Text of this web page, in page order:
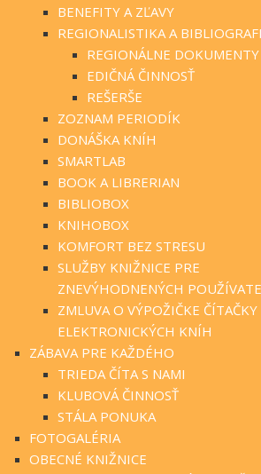
BENEFITY A ZĽAVY
REGIONALISTIKA A
REGIONÁLNE DOKUMENTY
EDIČNÁ ČINNOSŤ
REŠERŠE
ZOZNAM PERIODÍK
DONÁŠKA KNÍH
SMARTLAB
BOOK A LIBRERIAN
BIBLIOBOX
KNIHOBOX
KOMFORT BEZ STRESU
SLUŽBY KNIŽNICE PRE
ZNEVÝHODNENÝCH
ZMLUVA O VÝPOŽIČKE ČÍTAČKY
ELEKTRONICKÝCH KNÍH
ZÁBAVA PRE KAŽDÉHO
TRIEDA ČÍTA S NAMI
KLUBOVÁ ČINNOSŤ
STÁLA PONUKA
FOTOGALÉRIA
OBECNÉ KNIŽNICE